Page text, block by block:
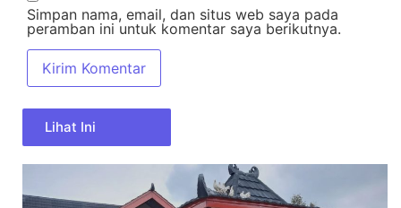
Simpan nama, email, dan situs web saya pada
peramban ini untuk komentar saya berikutnya.
Lihat Ini